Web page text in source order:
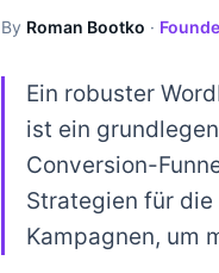
By Roman Bootko ·
Ein robuster
ist ein
Conversion-
Strategien für
Kampagnen, um